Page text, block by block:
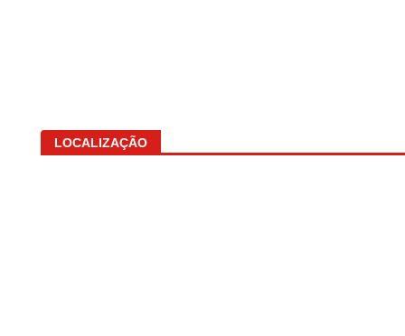
LOCALIZAÇÃO